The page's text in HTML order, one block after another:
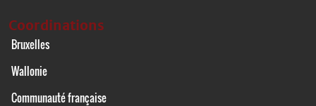
Coordinations
Bruxelles
Wallonie
Communauté française